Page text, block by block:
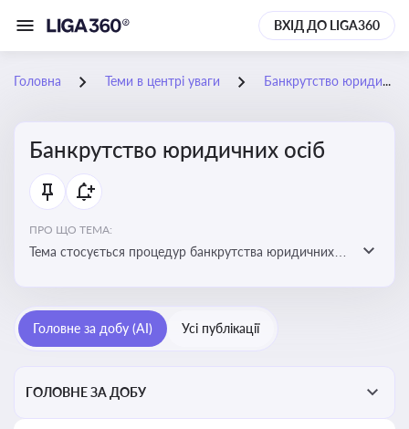
ВХІД ДО LIGA360
Головна Теми в центрі уваги Банкрутство юридичних осіб
Банкрутство юридичних осіб
ПРО ЩО ТЕМА:
Тема стосується процедур банкрутства юридичних
Головне за добу (AI) Усі публікації
ГОЛОВНЕ ЗА ДОБУ